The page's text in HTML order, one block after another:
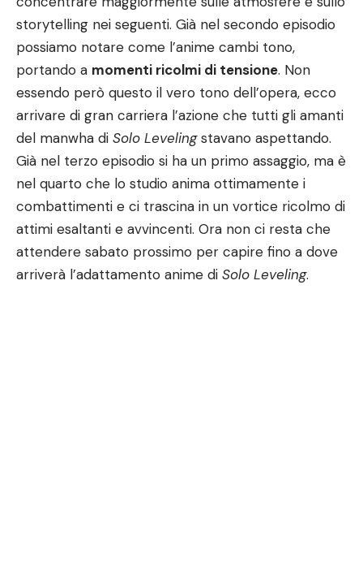
storytelling nei seguenti. Già nel secondo episodio
possiamo notare come l’anime cambi tono,
portando a momenti ricolmi di tensione. Non
essendo però questo il vero tono dell’opera, ecco
arrivare di gran carriera l’azione che tutti gli amanti
del manwha di Solo Levelingstavano aspettando.
Già nel terzo episodio si ha un primo assaggio, ma è
nel quarto che lo studio anima ottimamente i
combattimenti e ci trascina in un vortice ricolmo di
attimi esaltanti e avvincenti. Ora non ci resta che
attendere sabato prossimo per capire fino a dove
arriverà l’adattamento anime di Solo Leveling.